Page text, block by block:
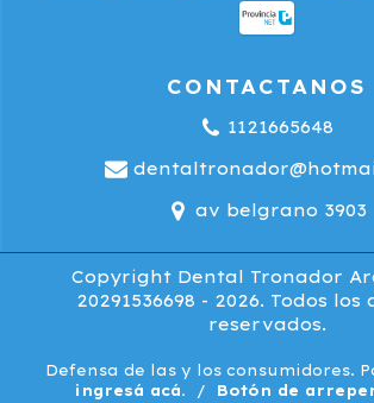
CONTACTANOS
1121665648
av belgrano 3903
Copyright Dental Tronador
20291536698 - 2026. Todos los
reservados.
Defensa de las y los consumidores.
ingresá acá.
/ Botón de